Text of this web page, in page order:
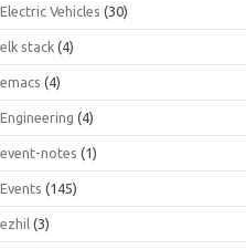
Electric Vehicles (30)
elk stack (4)
emacs (4)
Engineering (4)
event-notes (1)
Events (145)
ezhil (3)